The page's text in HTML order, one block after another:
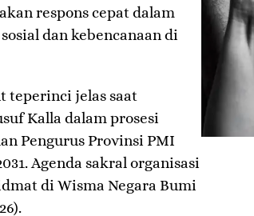
respons cepat dalam
dan kebencanaan di
teperinci jelas saat
Kalla dalam prosesi
Pengurus Provinsi PMI
Agenda sakral organisasi
di Wisma Negara Bumi